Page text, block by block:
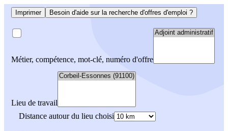
Imprimer Besoin d'aide sur la recherche d'offres d'emploi ?
Métier, compétence, mot-clé, numéro d'offre
Lieu de travail
Distance autour du lieu choisi